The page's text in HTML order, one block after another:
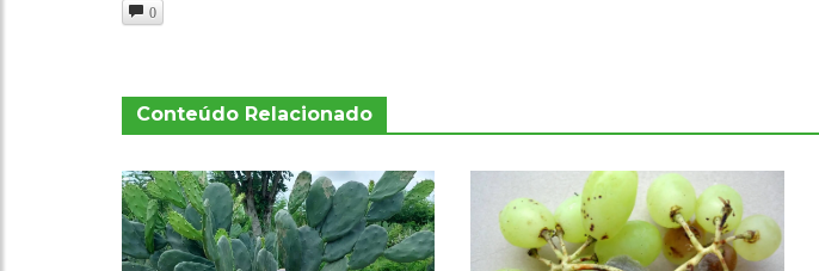
0
Conteúdo Relacionado